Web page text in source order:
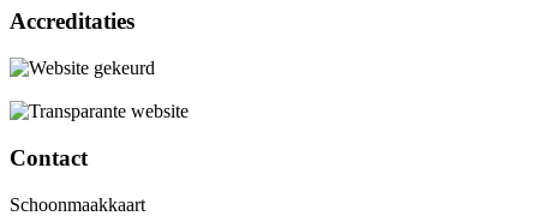
Accreditaties
Contact
Schoonmaakkaart